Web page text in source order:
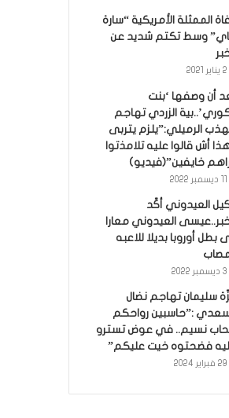
الممثلة الأمريكية “سارة
وسط تكتم شديد عن
2 يناير 2021
أن وصفها ‘بنت
الزردي تهاجم
الرميلي:”يلزم يتربى
أش قالوا عليه تلامذتوا
خايفين”(فيديو)
العيدوني أكّد
العيدوني معارا
بطل أوروبا بديلا للاعبه
3 ديسمبر 2022
سليمان تهاجم نضال
:”حاسبين رواحكم
نسيم.. في عوض تسترو
فضحتوه خيت عليكم”
29 فبراير 2024